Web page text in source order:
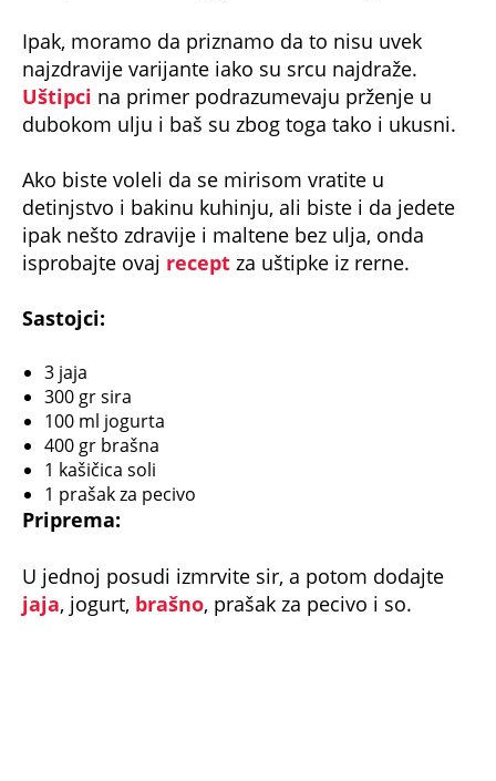
Ipak, moramo da priznamo da to nisu uvek
najzdravije varijante iako su srcu najdraže.
Uštipci na primer podrazumevaju prženje u
dubokom ulju i baš su zbog toga tako i ukusni.
Ako biste voleli da se mirisom vratite u
detinjstvo i bakinu kuhinju, ali biste i da jedete
ipak nešto zdravije i maltene bez ulja, onda
isprobajte ovaj recept za uštipke iz rerne.
Sastojci:
3 jaja
300 gr sira
100 ml jogurta
400 gr brašna
1 kašičica soli
1 prašak za pecivo
Priprema:
U jednoj posudi izmrvite sir, a potom dodajte
jaja, jogurt, brašno, prašak za pecivo i so.